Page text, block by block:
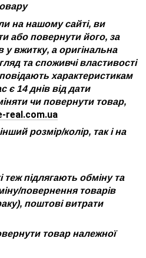
на нашому сайті, ви
або повернути його, за
вжитку, а оригінальна
та споживчі властивості
характеристикам
є 14 днів від дати
чи повернути товар,
real.com.ua
розмір/колір, так і на
теж підлягають обміну та
повернення товарів
поштові витрати
товар належної